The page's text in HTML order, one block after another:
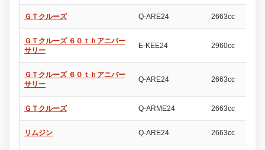
ＧＴクルーズ Q-ARE24 2663cc
ＧＴクルーズ ６０ｔｈアニバー
サリー
E-KEE24 2960cc
ＧＴクルーズ ６０ｔｈアニバー
サリー
Q-ARE24 2663cc
ＧＴクルーズ Q-ARME24 2663cc
リムジン Q-ARE24 2663cc